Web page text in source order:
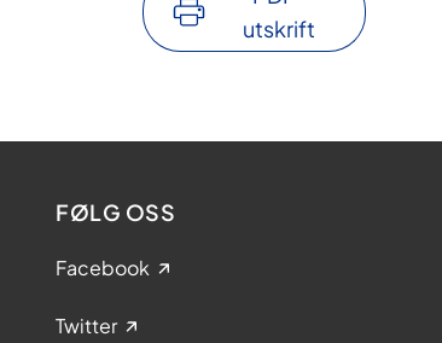
utskrift
FØLG OSS
Facebook
Twitter